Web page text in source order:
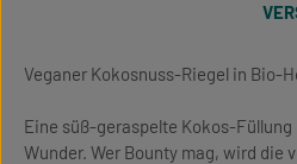
Veganer Kokosnuss-Riegel in Bio-
Eine süß-geraspelte Kokos-
Wunder. Wer Bounty mag, wird die